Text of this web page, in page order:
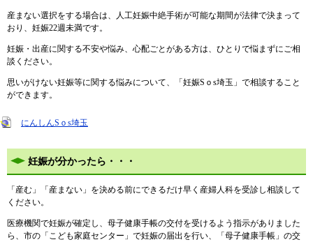
産まない選択をする場合は、人工妊娠中絶手術が可能な期間が法律で決まって
おり、妊娠22週未満です。
妊娠・出産に関する不安や悩み、心配ごとがある方は、ひとりで悩まずにご相
談ください。
思いがけない妊娠等に関する悩みについて、「妊娠Sｏs埼玉」で相談すること
ができます。
にんしんSｏs埼玉
妊娠が分かったら・・・
「産む」「産まない」を決める前にできるだけ早く産婦人科を受診し相談して
ください。
医療機関で妊娠が確定し、母子健康手帳の交付を受けるよう指示がありました
ら、市の「こども家庭センター」で妊娠の届出を行い、「母子健康手帳」の交